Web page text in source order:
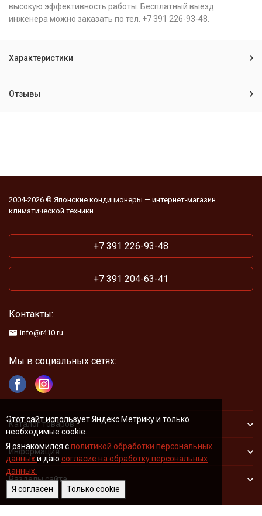
Этот сайт использует Яндекс.Метрику и только
необходимые cookie.
Я ознакомился сполитикой обработки персональных
данныхи даю согласие на обработку персональных
данных.
Я согласен
Только cookie
высокую эффективность работы. Бесплатный выезд
инженера можно заказать по тел. +7 391 226-93-48.
Характеристики
Отзывы
2004-2026 © Японские кондиционеры — интернет-магазин
климатической техники
+7 391 226-93-48
+7 391 204-63-41
Контакты:
info@r410.ru
Мы в социальных сетях:
Каталог товаров
Информация
Разделы сайта